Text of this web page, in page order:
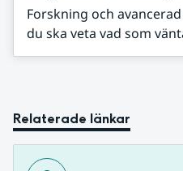
Forskning och
du ska veta vad som
Relaterade länkar